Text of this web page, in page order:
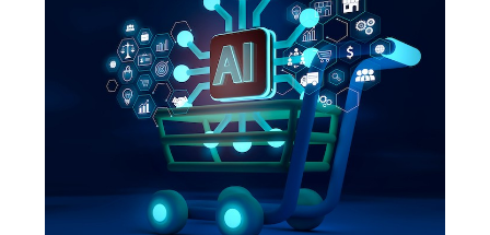
LA
CNIL
PUBLIE
SES
RECOMMANDATIONS